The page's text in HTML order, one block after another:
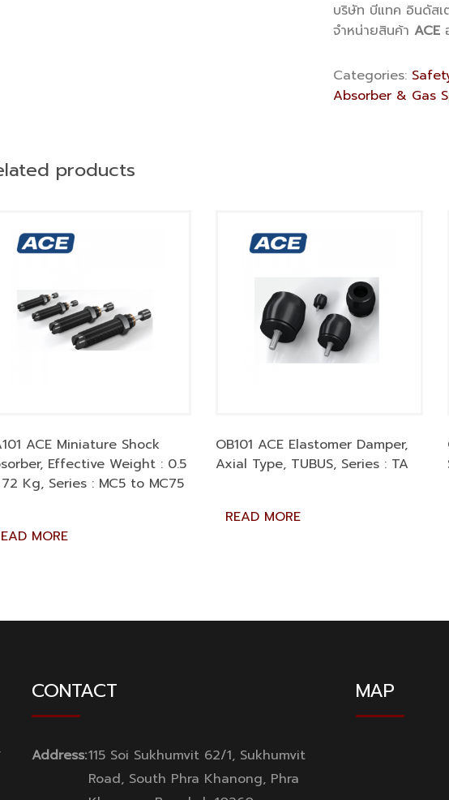
บริษัท บีแทค อินดัสเ
จำหน่ายสินค้า ACE
Categories:
Absorber & Gas
products
ACE Miniature Shock
Effective Weight : 0.5
Kg, Series : MC5 to MC75
MORE
OB101 ACE Elastomer Damper,
Axial Type, TUBUS, Series : TA
READ MORE
CONTACT
Address:115 Soi Sukhumvit 62/1, Sukhumvit
Road, South Phra Khanong, Phra
MAP